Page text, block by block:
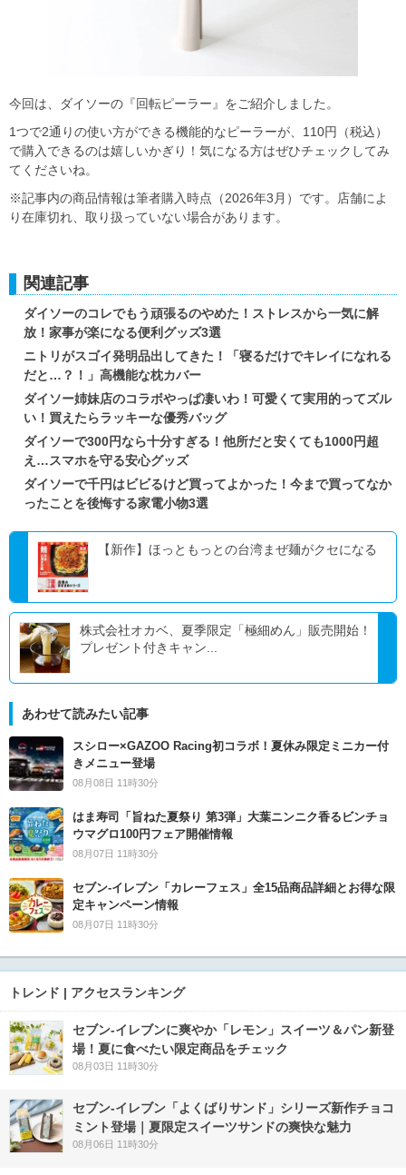
今回は、ダイソーの『回転ピーラー』をご紹介しました。
1つで2通りの使い方ができる機能的なピーラーが、110円（税込）
で購入できるのは嬉しいかぎり！気になる方はぜひチェックしてみ
てくださいね。
※記事内の商品情報は筆者購入時点（2026年3月）です。店舗によ
り在庫切れ、取り扱っていない場合があります。
関連記事
ダイソーのコレでもう頑張るのやめた！ストレスから一気に解
放！家事が楽になる便利グッズ3選
ニトリがスゴイ発明品出してきた！「寝るだけでキレイになれる
だと…？！」高機能な枕カバー
ダイソー姉妹店のコラボやっぱ凄いわ！可愛くて実用的ってズル
い！買えたらラッキーな優秀バッグ
ダイソーで300円なら十分すぎる！他所だと安くても1000円超
え…スマホを守る安心グッズ
ダイソーで千円はビビるけど買ってよかった！今まで買ってなか
ったことを後悔する家電小物3選
【新作】ほっともっとの台湾まぜ麺がクセになる
株式会社オカベ、夏季限定「極細めん」販売開始！
プレゼント付きキャン...
あわせて読みたい記事
スシロー×GAZOO Racing初コラボ！夏休み限定ミニカー付
きメニュー登場
08月08日 11時30分
はま寿司「旨ねた夏祭り 第3弾」大葉ニンニク香るビンチョ
ウマグロ100円フェア開催情報
08月07日 11時30分
セブン‐イレブン「カレーフェス」全15品商品詳細とお得な限
定キャンペーン情報
08月07日 11時30分
トレンド | アクセスランキング
セブン‐イレブンに爽やか「レモン」スイーツ＆パン新登
場！夏に食べたい限定商品をチェック
08月03日 11時30分
セブン‐イレブン「よくばりサンド」シリーズ新作チョコ
ミント登場｜夏限定スイーツサンドの爽快な魅力
08月06日 11時30分